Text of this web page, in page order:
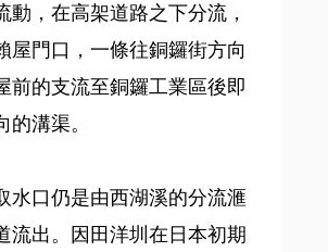
動，在高架道路之下分流，
屋門口，一條往銅鑼街方向
前的支流至銅鑼工業區後即
的溝渠。
水口仍是由西湖溪的分流滙
流出。因田洋圳在日本初期